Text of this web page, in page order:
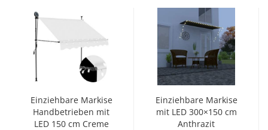
Einziehbare Markise
Handbetrieben mit
LED 150 cm Creme
Einziehbare Markise
mit LED 300×150 cm
Anthrazit